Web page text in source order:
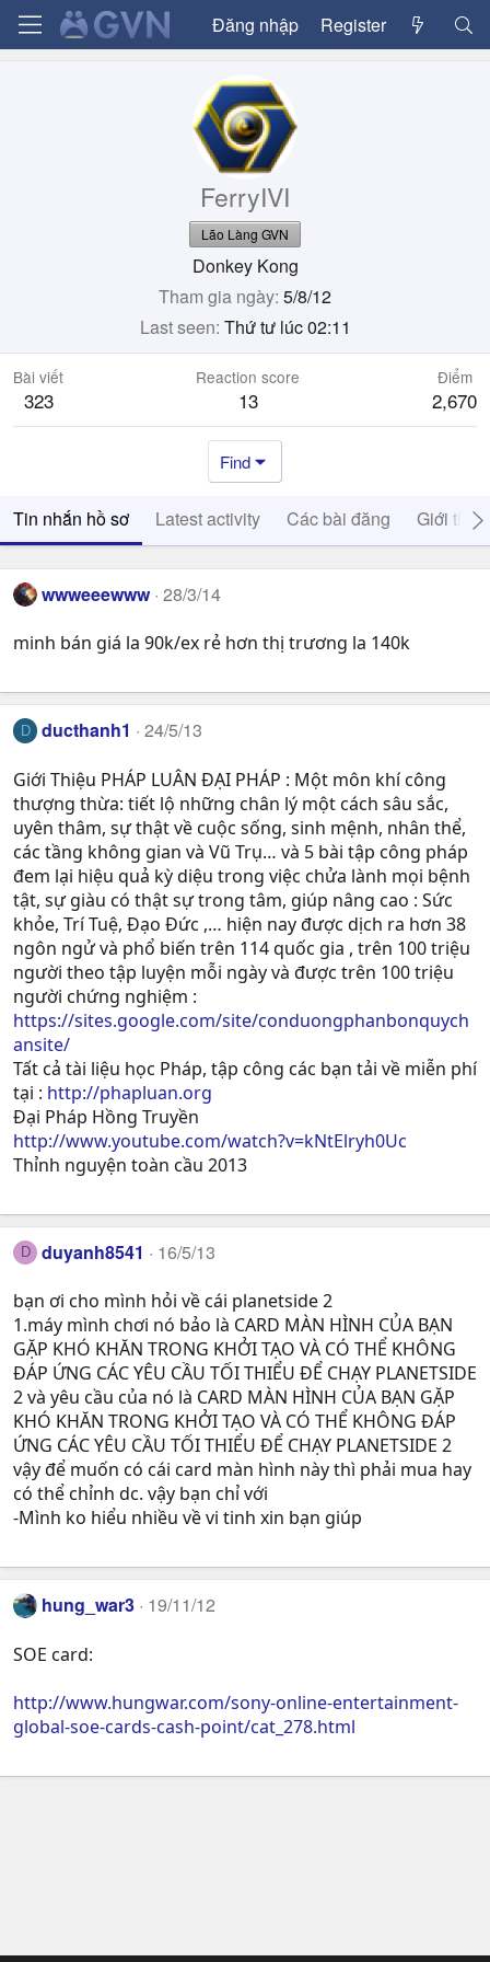
Đăng nhập Register
FerryIVI
Lão Làng GVN
Donkey Kong
Tham gia ngày 5/8/12
Last seen Thứ tư lúc 02:11
Bài viết
323
Reaction score
13
Điểm
2,670
Find
Tin nhắn hồ sơ Latest activity Các bài đăng Giới thiệu
wwweeewww 28/3/14
minh bán giá la 90k/ex rẻ hơn thị trương la 140k
D ducthanh1 24/5/13
Giới Thiệu PHÁP LUÂN ĐẠI PHÁP : Một môn khí công
thượng thừa: tiết lộ những chân lý một cách sâu sắc,
uyên thâm, sự thật về cuộc sống, sinh mệnh, nhân thể,
các tầng không gian và Vũ Trụ… và 5 bài tập công pháp
đem lại hiệu quả kỳ diệu trong việc chửa lành mọi bệnh
tật, sự giàu có thật sự trong tâm, giúp nâng cao : Sức
khỏe, Trí Tuệ, Ðạo Ðức ,… hiện nay được dịch ra hơn 38
ngôn ngử và phổ biến trên 114 quốc gia , trên 100 triệu
người theo tập luyện mỗi ngày và được trên 100 triệu
người chứng nghiệm :
https://sites.google.com/site/conduongphanbonquych
ansite/
Tất cả tài liệu học Pháp, tập công các bạn tải về miễn phí
tại : http://phapluan.org
Đại Pháp Hồng Truyền
http://www.youtube.com/watch?v=kNtElryh0Uc
Thỉnh nguyện toàn cầu 2013
D duyanh8541 16/5/13
bạn ơi cho mình hỏi về cái planetside 2
1.máy mình chơi nó bảo là CARD MÀN HÌNH CỦA BẠN
GẶP KHÓ KHĂN TRONG KHỞI TẠO VÀ CÓ THỂ KHÔNG
ĐÁP ỨNG CÁC YÊU CẦU TỐI THIỂU ĐỂ CHẠY PLANETSIDE
2 và yêu cầu của nó là CARD MÀN HÌNH CỦA BẠN GẶP
KHÓ KHĂN TRONG KHỞI TẠO VÀ CÓ THỂ KHÔNG ĐÁP
ỨNG CÁC YÊU CẦU TỐI THIỂU ĐỂ CHẠY PLANETSIDE 2
vậy để muốn có cái card màn hình này thì phải mua hay
có thể chỉnh dc. vậy bạn chỉ với
-Mình ko hiểu nhiều về vi tinh xin bạn giúp
hung_war3 19/11/12
SOE card:
http://www.hungwar.com/sony-online-entertainment-
global-soe-cards-cash-point/cat_278.html